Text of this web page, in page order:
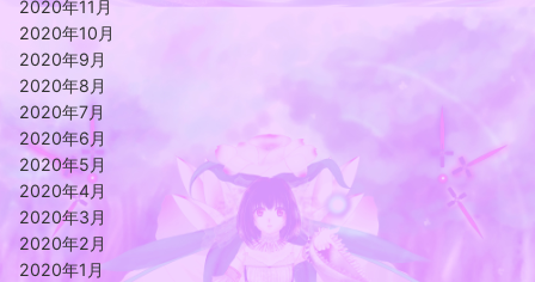
2020年11月
2020年10月
2020年9月
2020年8月
2020年7月
2020年6月
2020年5月
2020年4月
2020年3月
2020年2月
2020年1月